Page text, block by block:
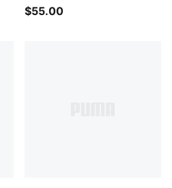
$55.00